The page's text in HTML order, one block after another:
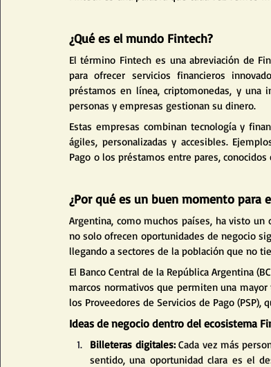
¿Qué es el mundo Fintech?
El término Fintech es una abreviación de
para ofrecer servicios financieros
préstamos en línea, criptomonedas, y una
personas y empresas gestionan su dinero.
Estas empresas combinan tecnología y
ágiles, personalizadas y accesibles.
Pago o los préstamos entre pares, conocidos
¿Por qué es un buen momento para
Argentina, como muchos países, ha visto
no solo ofrecen oportunidades de negocio
llegando a sectores de la población que no
El Banco Central de la República Argentina
marcos normativos que permiten una
los Proveedores de Servicios de Pago
Ideas de negocio dentro del ecosistema
Billeteras digitales: Cada vez más
sentido, una oportunidad clara es el